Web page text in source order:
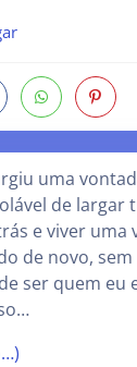
uma
de largar
e viver uma
de novo, sem
ser quem eu